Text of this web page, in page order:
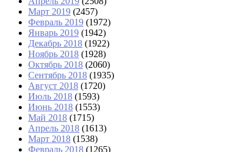
Март 2019 (2457)
Февраль 2019 (1972)
Январь 2019 (1942)
Декабрь 2018 (1922)
Ноябрь 2018 (1928)
Октябрь 2018 (2060)
Сентябрь 2018 (1935)
Август 2018 (1720)
Июль 2018 (1593)
Июнь 2018 (1553)
Май 2018 (1715)
Апрель 2018 (1613)
Март 2018 (1538)
Февраль 2018 (1265)